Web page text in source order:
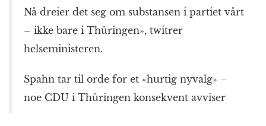
Nå dreier det seg om substansen i partiet vårt
– ikke bare i Thüringen», twitrer
helseministeren.
Spahn tar til orde for et «hurtig nyvalg» –
noe CDU i Thüringen konsekvent avviser